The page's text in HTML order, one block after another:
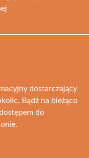
dostarczający
Bądź na bieżąco
do